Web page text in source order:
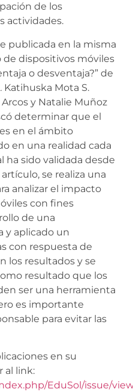
de los
actividades.
publicada en la misma
de dispositivos móviles
o desventaja?” de
Katihuska Mota S.
y Natalie Muñoz
determinar que el
en el ámbito
en una realidad cada
ha sido validada desde
se realiza una
analizar el impacto
con fines
de una
y aplicado un
con respuesta de
los resultados y se
resultado que los
ser una herramienta
es importante
para evitar las
en su
al link:
EduSol/issue/